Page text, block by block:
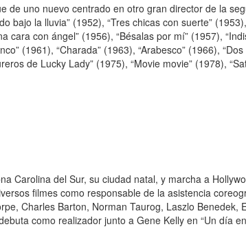
de uno nuevo centrado en otro gran director de la
bajo la lluvia” (1952), “Tres chicas con suerte”
cara con ángel” (1956), “Bésalas por mí” (1957),
(1961), “Charada” (1963), “Arabesco” (1966),
de Lucky Lady” (1975), “Movie movie” (1978),
Carolina del Sur, su ciudad natal, y marcha a
filmes como responsable de la asistencia
Charles Barton, Norman Taurog, Laszlo Benedek,
como realizador junto a Gene Kelly en “Un día